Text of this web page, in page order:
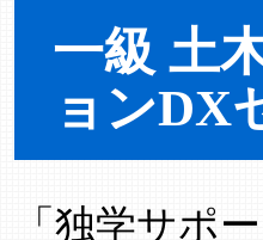
一級 土
ョンDX
「独学サポ